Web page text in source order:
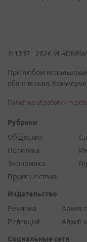
© 1997 - 2026
При любом
обязательна.
Политика обработки
Рубрики
Общество
Политика
Экономика
Происшествия
Издательство
Реклама
Редакция
Архив
Архив
Социальные сети